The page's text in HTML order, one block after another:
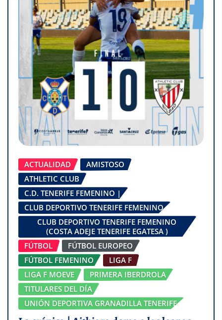
ACTUALIDAD
AMISTOSO
ATHLETIC CLUB
C.D. TENERIFE FEMENINO |
CLUB DEPORTIVO TENERIFE FEMENINO
CLUB DEPORTIVO TENERIFE FEMENINO
(COSTA ADEJE TENERIFE EGATESA )
FÚTBOL
FÚTBOL EUROPEO
FÚTBOL FEMENINO
LIGA F
LIGA F MOEVE
PRIMERA IBERDROLA
TITULARES DEL DÍA
UNIÓN DEPORTIVA GRANADILLA TENERIFE